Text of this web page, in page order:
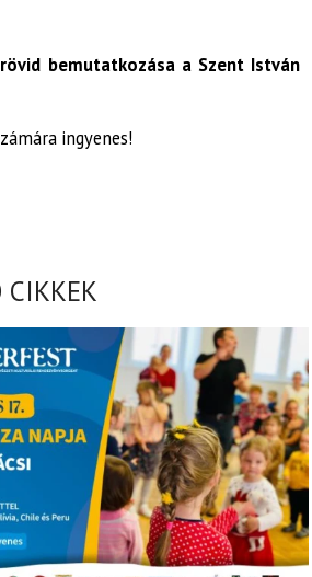
bemutatkozása a Szent István
ingyenes!
CIKKEK